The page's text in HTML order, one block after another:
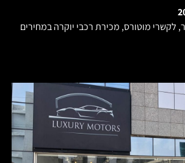
לקשרי מוטורס, מכירת רכבי יוקרה במחירים